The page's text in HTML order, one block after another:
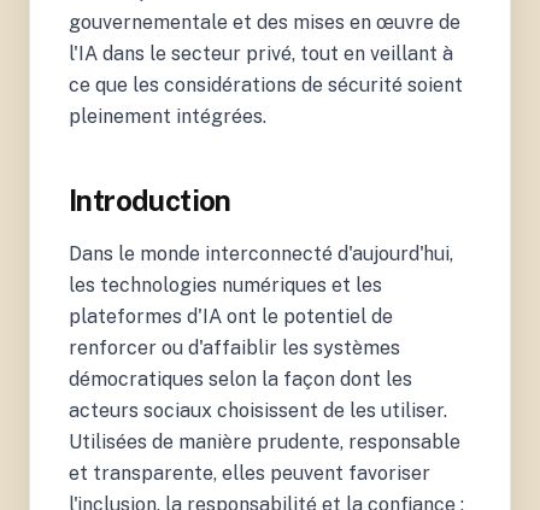
gouvernementale et des mises en œuvre de
l'IA dans le secteur privé, tout en veillant à
ce que les considérations de sécurité soient
pleinement intégrées.
Introduction
Dans le monde interconnecté d'aujourd'hui,
les technologies numériques et les
plateformes d'IA ont le potentiel de
renforcer ou d'affaiblir les systèmes
démocratiques selon la façon dont les
acteurs sociaux choisissent de les utiliser.
Utilisées de manière prudente, responsable
et transparente, elles peuvent favoriser
l'inclusion, la responsabilité et la confiance ;